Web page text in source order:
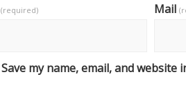
(required) Mail
Save my name, email, and